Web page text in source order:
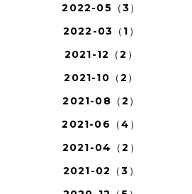
2022-05（3）
2022-03（1）
2021-12（2）
2021-10（2）
2021-08（2）
2021-06（4）
2021-04（2）
2021-02（3）